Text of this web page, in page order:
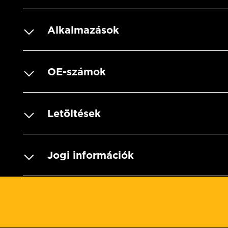
Alkalmazások
OE-számok
Letöltések
Jogi információk